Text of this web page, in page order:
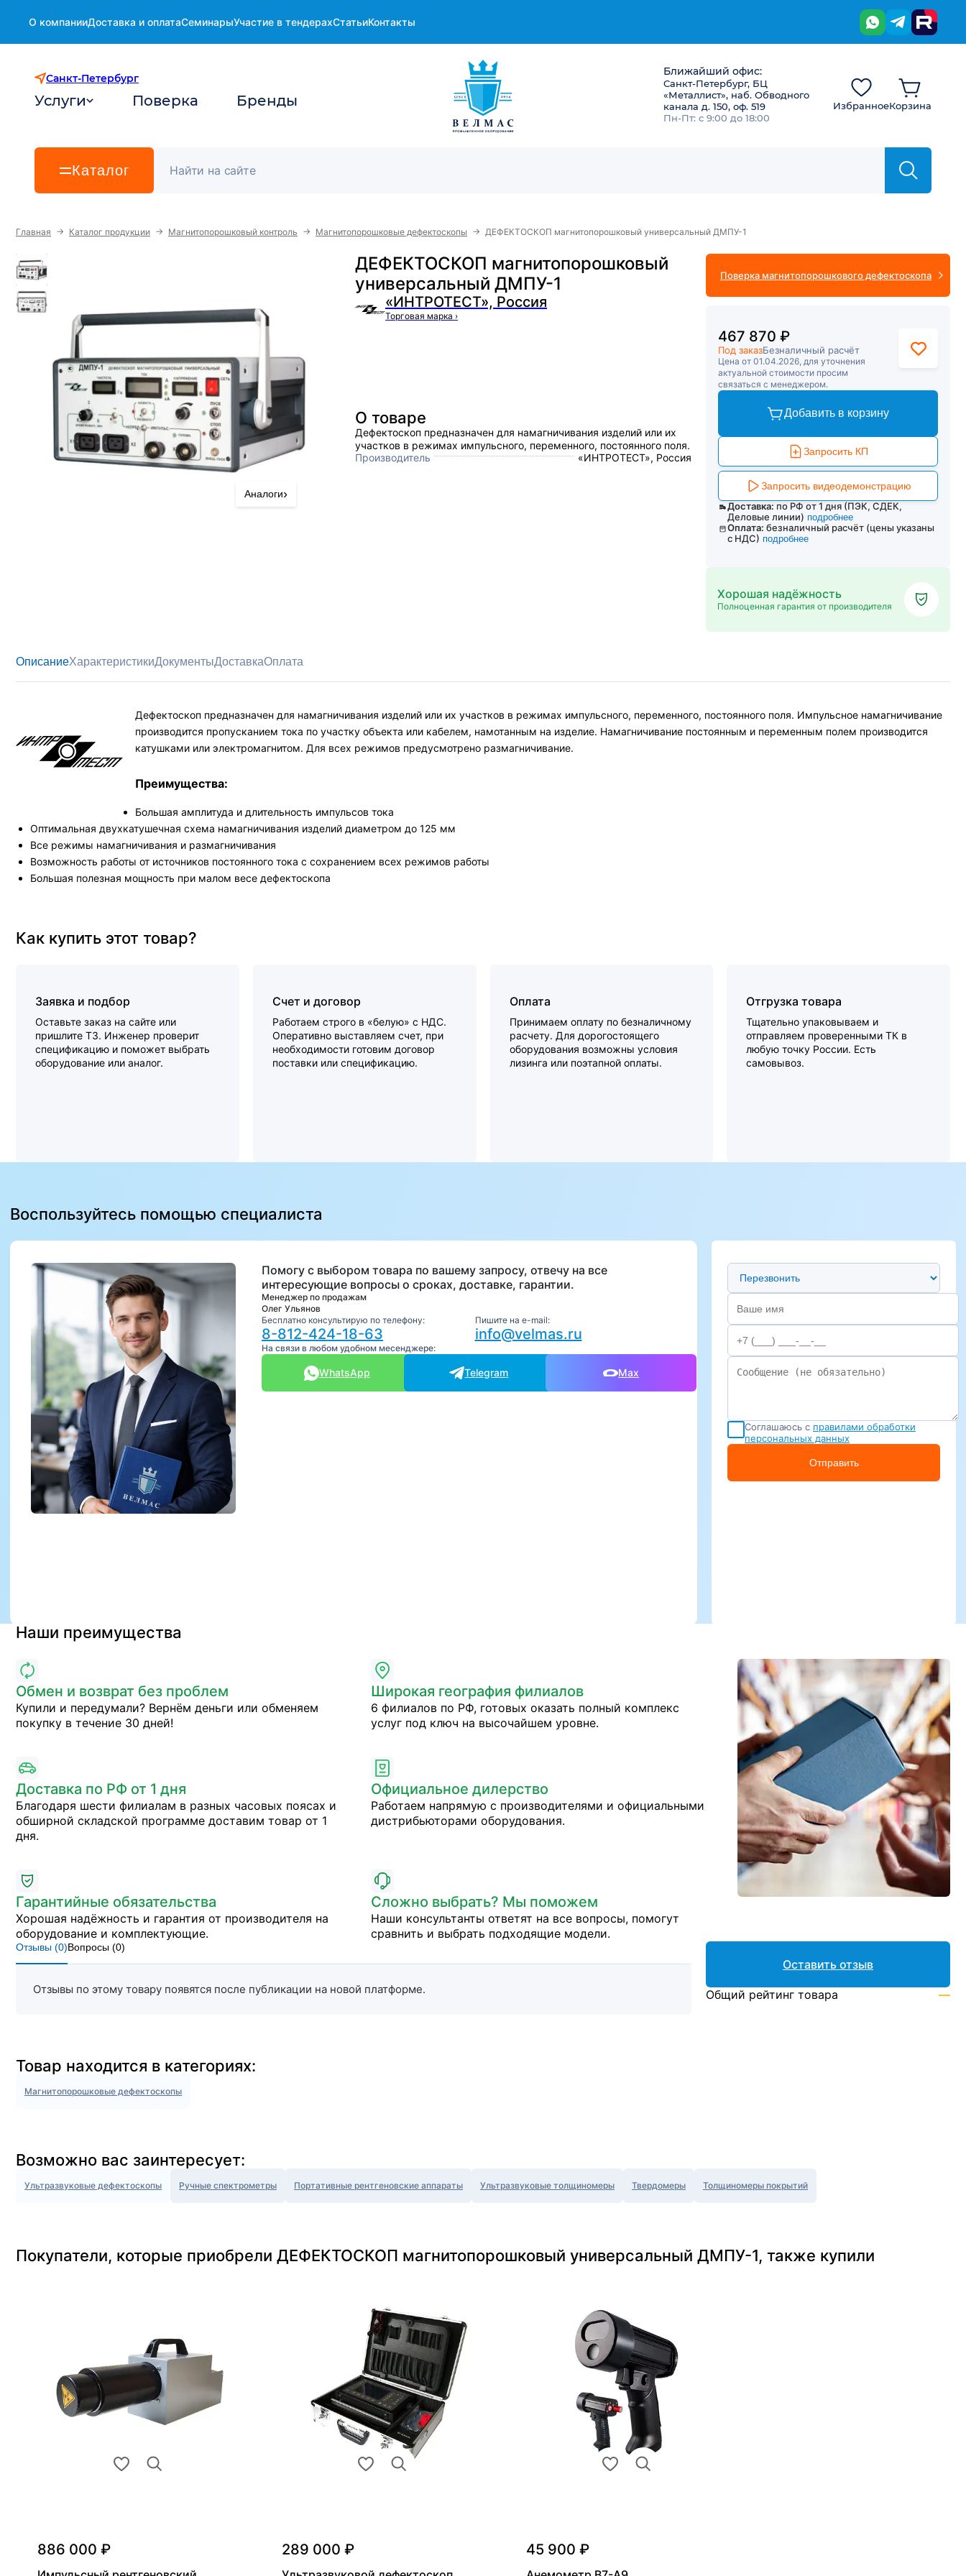
О компанииДоставка и оплатаСеминарыУчастие в тендерахСтатьиКонтакты
Санкт-Петербург
Услуги Поверка Бренды
Ближайший офис:
Санкт-Петербург, БЦ
«Металлист», наб. Обводного
канала д. 150, оф. 519
Пн-Пт: с 9:00 до 18:00
ИзбранноеКорзина
Каталог
Главная → Каталог продукции → Магнитопорошковый контроль → Магнитопорошковые дефектоскопы → ДЕФЕКТОСКОП магнитопорошковый универсальный ДМПУ-1
ДЕФЕКТОСКОП магнитопорошковый
универсальный ДМПУ-1
«ИНТРОТЕСТ», Россия
Торговая марка ›
Аналоги›
О товаре
Дефектоскоп предназначен для намагничивания изделий или их
участков в режимах импульсного, переменного, постоянного поля.
Производитель
«ИНТРОТЕСТ», Россия
Поверка магнитопорошкового дефектоскопа
467 870 ₽
Под заказБезналичный расчёт
Цена от 01.04.2026, для уточнения
актуальной стоимости просим
связаться с менеджером.
Добавить в корзину
Запросить КП
Запросить видеодемонстрацию
Доставка: по РФ от 1 дня (ПЭК, СДЕК,
Деловые линии) подробнее
Оплата: безналичный расчёт (цены указаны
с НДС) подробнее
Хорошая надёжность
Полноценная гарантия от производителя
ОписаниеХарактеристикиДокументыДоставкаОплата
Дефектоскоп предназначен для намагничивания изделий или их участков в режимах импульсного, переменного, постоянного поля. Импульсное намагничивание
производится пропусканием тока по участку объекта или кабелем, намотанным на изделие. Намагничивание постоянным и переменным полем производится
катушками или электромагнитом. Для всех режимов предусмотрено размагничивание.
Преимущества:
Большая амплитуда и длительность импульсов тока
Оптимальная двухкатушечная схема намагничивания изделий диаметром до 125 мм
Все режимы намагничивания и размагничивания
Возможность работы от источников постоянного тока с сохранением всех режимов работы
Большая полезная мощность при малом весе дефектоскопа
Как купить этот товар?
Заявка и подбор
Оставьте заказ на сайте или
пришлите ТЗ. Инженер проверит
спецификацию и поможет выбрать
оборудование или аналог.
Счет и договор
Работаем строго в «белую» с НДС.
Оперативно выставляем счет, при
необходимости готовим договор
поставки или спецификацию.
Оплата
Принимаем оплату по безналичному
расчету. Для дорогостоящего
оборудования возможны условия
лизинга или поэтапной оплаты.
Отгрузка товара
Тщательно упаковываем и
отправляем проверенными ТК в
любую точку России. Есть
самовывоз.
Воспользуйтесь помощью специалиста
Помогу с выбором товара по вашему запросу, отвечу на все
интересующие вопросы о сроках, доставке, гарантии.
Менеджер по продажам
Олег Ульянов
Бесплатно консультирую по телефону:
8-812-424-18-63
Пишите на e-mail:
info@velmas.ru
На связи в любом удобном месенджере:
WhatsApp Telegram Max
Предпочтительный способ связи
Соглашаюсь с правилами обработки
персональных данных
Отправить
Наши преимущества
Обмен и возврат без проблем
Купили и передумали? Вернём деньги или обменяем
покупку в течение 30 дней!
Широкая география филиалов
6 филиалов по РФ, готовых оказать полный комплекс
услуг под ключ на высочайшем уровне.
Доставка по РФ от 1 дня
Благодаря шести филиалам в разных часовых поясах и
обширной складской программе доставим товар от 1
дня.
Официальное дилерство
Работаем напрямую с производителями и официальными
дистрибьюторами оборудования.
Гарантийные обязательства
Хорошая надёжность и гарантия от производителя на
оборудование и комплектующие.
Сложно выбрать? Мы поможем
Наши консультанты ответят на все вопросы, помогут
сравнить и выбрать подходящие модели.
Отзывы (0)Вопросы (0)
Отзывы по этому товару появятся после публикации на новой платформе.
Оставить отзыв
Общий рейтинг товара —
Товар находится в категориях:
Магнитопорошковые дефектоскопы
Возможно вас заинтересует:
Ультразвуковые дефектоскопы Ручные спектрометры Портативные рентгеновские аппараты Ультразвуковые толщиномеры Твердомеры Толщиномеры покрытий
Покупатели, которые приобрели ДЕФЕКТОСКОП магнитопорошковый универсальный ДМПУ-1, также купили
886 000 ₽ 289 000 ₽ 45 900 ₽